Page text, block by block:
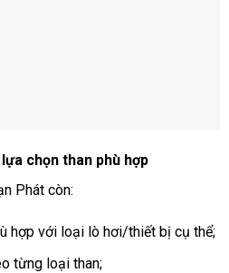
chọn than phù hợp
Phát còn:
hợp với loại lò hơi/thiết bị cụ thể;
từng loại than;